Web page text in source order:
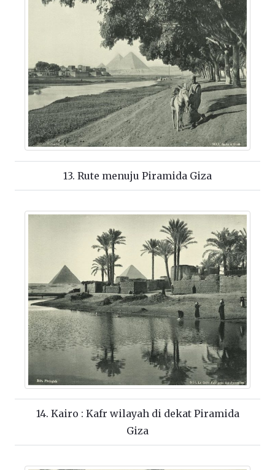
13. Rute menuju Piramida Giza
14. Kairo : Kafr wilayah di dekat Piramida
Giza